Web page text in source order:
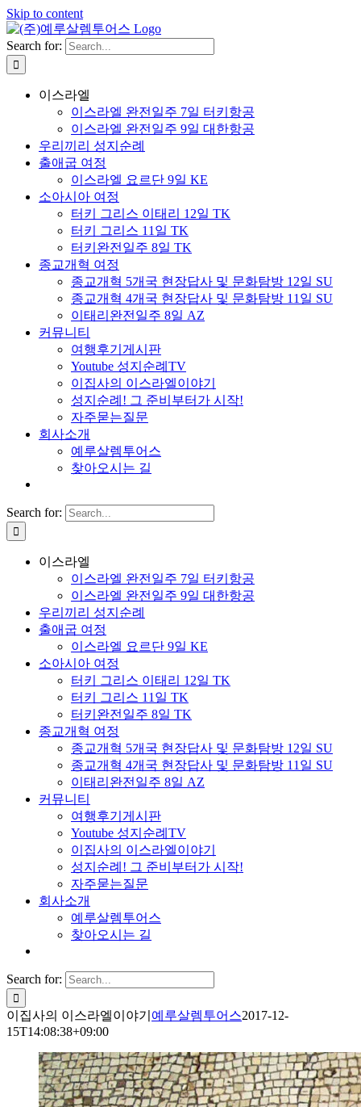
Skip to content
Search for:
이스라엘
이스라엘 완전일주 7일 터키항공
이스라엘 완전일주 9일 대한항공
우리끼리 성지순례
출애굽 여정
이스라엘 요르단 9일 KE
소아시아 여정
터키 그리스 이태리 12일 TK
터키 그리스 11일 TK
터키완전일주 8일 TK
종교개혁 여정
종교개혁 5개국 현장답사 및 문화탐방 12일 SU
종교개혁 4개국 현장답사 및 문화탐방 11일 SU
이태리완전일주 8일 AZ
커뮤니티
여행후기게시판
Youtube 성지순례TV
이집사의 이스라엘이야기
성지순례! 그 준비부터가 시작!
자주묻는질문
회사소개
예루살렘투어스
찾아오시는 길
Search for:
이스라엘
이스라엘 완전일주 7일 터키항공
이스라엘 완전일주 9일 대한항공
우리끼리 성지순례
출애굽 여정
이스라엘 요르단 9일 KE
소아시아 여정
터키 그리스 이태리 12일 TK
터키 그리스 11일 TK
터키완전일주 8일 TK
종교개혁 여정
종교개혁 5개국 현장답사 및 문화탐방 12일 SU
종교개혁 4개국 현장답사 및 문화탐방 11일 SU
이태리완전일주 8일 AZ
커뮤니티
여행후기게시판
Youtube 성지순례TV
이집사의 이스라엘이야기
성지순례! 그 준비부터가 시작!
자주묻는질문
회사소개
예루살렘투어스
찾아오시는 길
Search for:
이집사의 이스라엘이야기 예루살렘투어스2017-12-
15T14:08:38+09:00